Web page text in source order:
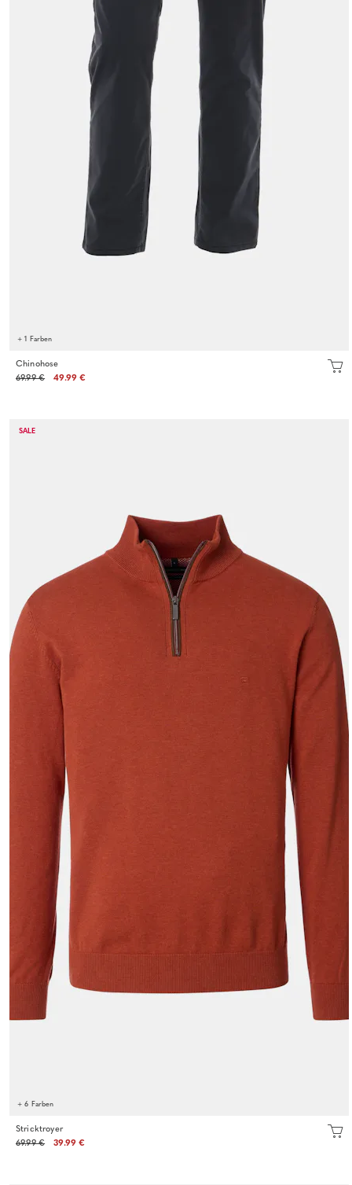
+ 1 Farben
Chinohose
69.99 €
49.99 €
SALE
+ 6 Farben
Stricktroyer
69.99 €
39.99 €